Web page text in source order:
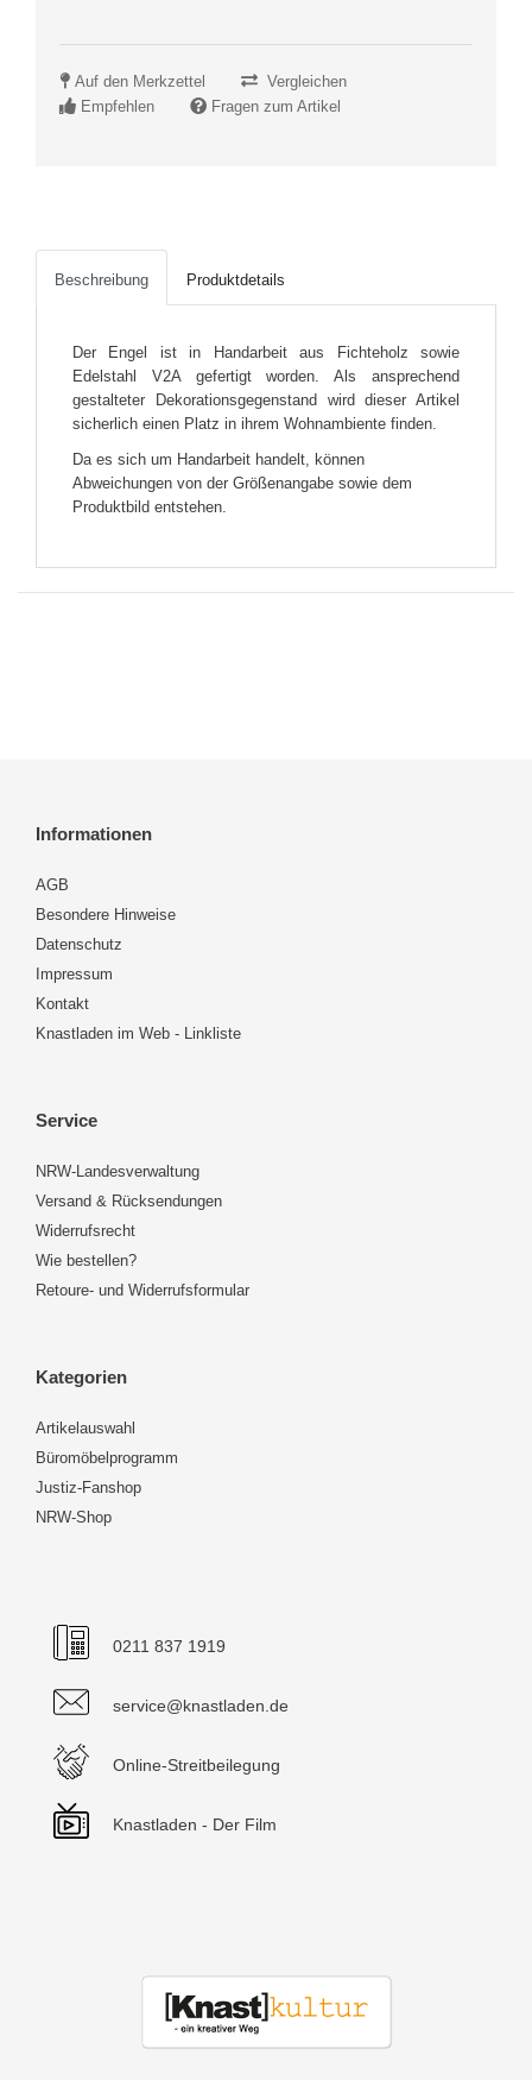
Auf den Merkzettel
Vergleichen
Empfehlen
Fragen zum Artikel
Beschreibung Produktdetails
Der Engel ist in Handarbeit aus Fichteholz sowie
Edelstahl V2A gefertigt worden. Als ansprechend
gestalteter Dekorationsgegenstand wird dieser Artikel
sicherlich einen Platz in ihrem Wohnambiente finden.
Da es sich um Handarbeit handelt, können
Abweichungen von der Größenangabe sowie dem
Produktbild entstehen.
Informationen
AGB
Besondere Hinweise
Datenschutz
Impressum
Kontakt
Knastladen im Web - Linkliste
Service
NRW-Landesverwaltung
Versand & Rücksendungen
Widerrufsrecht
Wie bestellen?
Retoure- und Widerrufsformular
Kategorien
Artikelauswahl
Büromöbelprogramm
Justiz-Fanshop
NRW-Shop
0211 837 1919
service@knastladen.de
Online-Streitbeilegung
Knastladen - Der Film